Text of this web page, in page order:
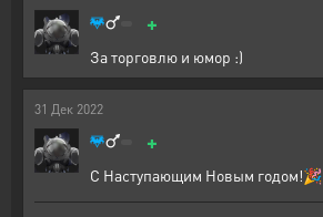
+
За торговлю и юмор :)
31 Дек 2022
+
С Наступающим Новым годом!🎉